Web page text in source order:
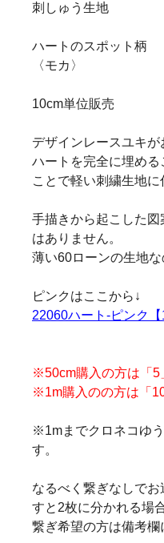
刺しゅう生地
ハートのスポット柄
〈モカ〉
10cm単位販売
デザインレースユキが
ハートを完全に埋め
ことで軽い刺繍生地に
手描きから起こした
はありません。
薄い60ローンの生地な
ピンクはここから↓
22060ハート-ピンク【
※50cm購入の方は「5
※1m購入のの方は「
※1mまでクロネコゆ
す。
なるべく繋ぎなしで
すと2枚に分かれる場
繋ぎ希望の方は備考欄